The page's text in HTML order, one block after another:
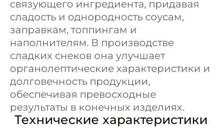
связующего ингредиента, придавая
сладость и однородность соусам,
заправкам, топпингам и
наполнителям. В производстве
сладких снеков она улучшает
органолептические характеристики и
долговечность продукции,
обеспечивая превосходные
результаты в конечных изделиях.
Технические характеристики